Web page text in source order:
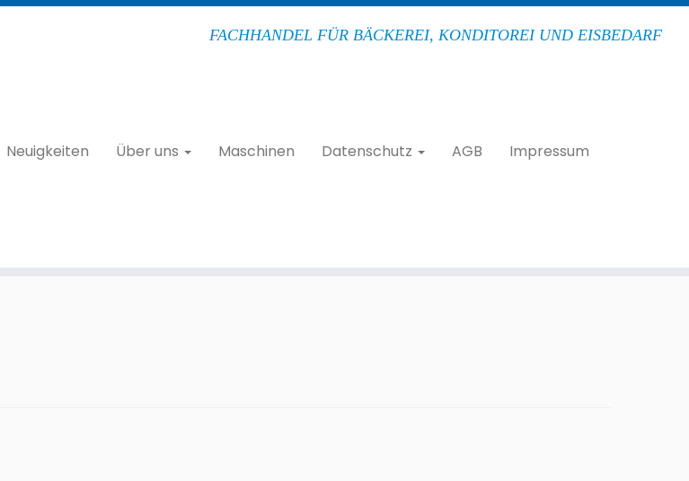
FACHHANDEL FÜR BÄCKEREI, KONDITOREI UND EISBEDARF
Neuigkeiten Über uns Maschinen Datenschutz AGB Impressum